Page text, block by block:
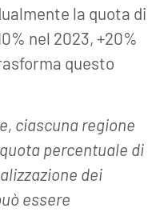
la quota di
nel 2023, +20%
questo
ciascuna regione
percentuale di
dei
essere